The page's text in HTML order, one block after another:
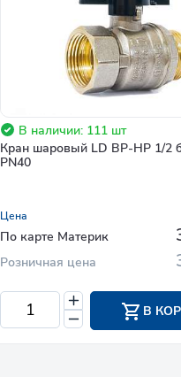
В наличии: 111 шт
Кран шаровый LD ВР-НР 1/2
PN40
Цена
По карте Материк
Розничная цена
В